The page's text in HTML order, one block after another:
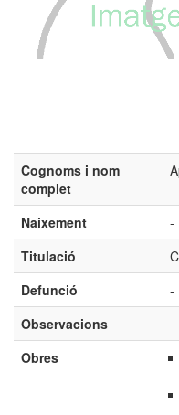
Cognoms i nom
complet
Naixement
-
Titulació
Defunció
-
Observacions
Obres